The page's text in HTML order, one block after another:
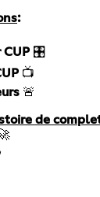
:
CUP
🚨
de